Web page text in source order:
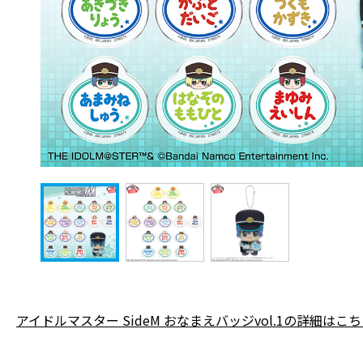
アイドルマスター SideM おなまえバッジvol.1の詳細はこ